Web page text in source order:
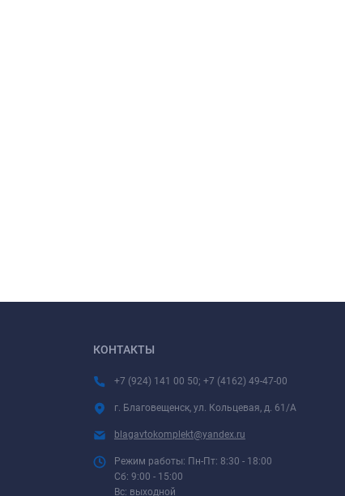
КОНТАКТЫ
+7 (924) 141 00 50; +7 (4162) 49-47-00
г. Благовещенск, ул. Кольцевая, д. 61/А
blagavtokomplekt@yandex.ru
Режим работы: Пн-Пт: 8:30 - 18:00
Сб: 9:00 - 15:00
Вс: выходной